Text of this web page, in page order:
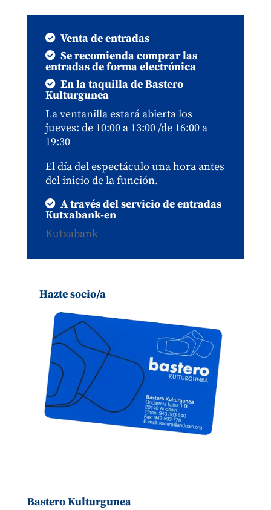
Venta de entradas
Se recomienda comprar las
entradas de forma electrónica
En la taquilla de Bastero
Kulturgunea
La ventanilla estará abierta los
jueves: de 10:00 a 13:00 /de 16:00 a
19:30
El día del espectáculo una hora antes
del inicio de la función.
A través del servicio de entradas
Kutxabank-en
Kutxabank
Hazte socio/a
Bastero Kulturgunea